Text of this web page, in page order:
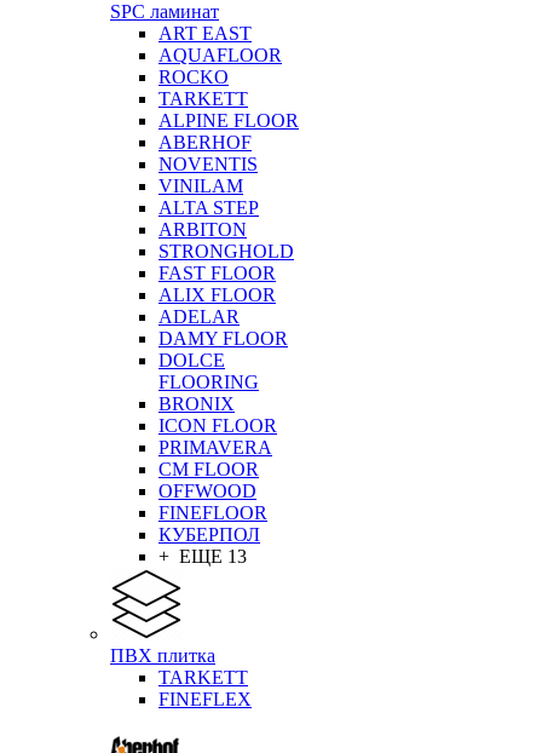
SPC ламинат
ART EAST
AQUAFLOOR
ROCKO
TARKETT
ALPINE FLOOR
ABERHOF
NOVENTIS
VINILAM
ALTA STEP
ARBITON
STRONGHOLD
FAST FLOOR
ALIX FLOOR
ADELAR
DAMY FLOOR
DOLCE
FLOORING
BRONIX
ICON FLOOR
PRIMAVERA
CM FLOOR
OFFWOOD
FINEFLOOR
КУБЕРПОЛ
+ ЕЩЕ 13
ПВХ плитка
TARKETT
FINEFLEX